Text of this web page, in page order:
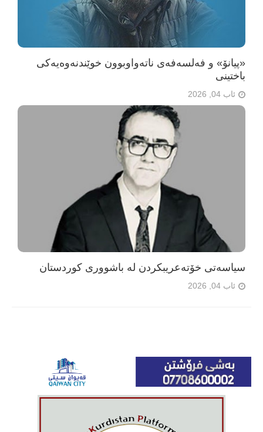
«پیانۆ» و فەلسەفەی ناتەواوبوون خوێندنەوەیەکی
باختینی
ئاب 04, 2026
سیاسەتی خۆتەعریبکردن لە باشووری کوردستان
ئاب 04, 2026